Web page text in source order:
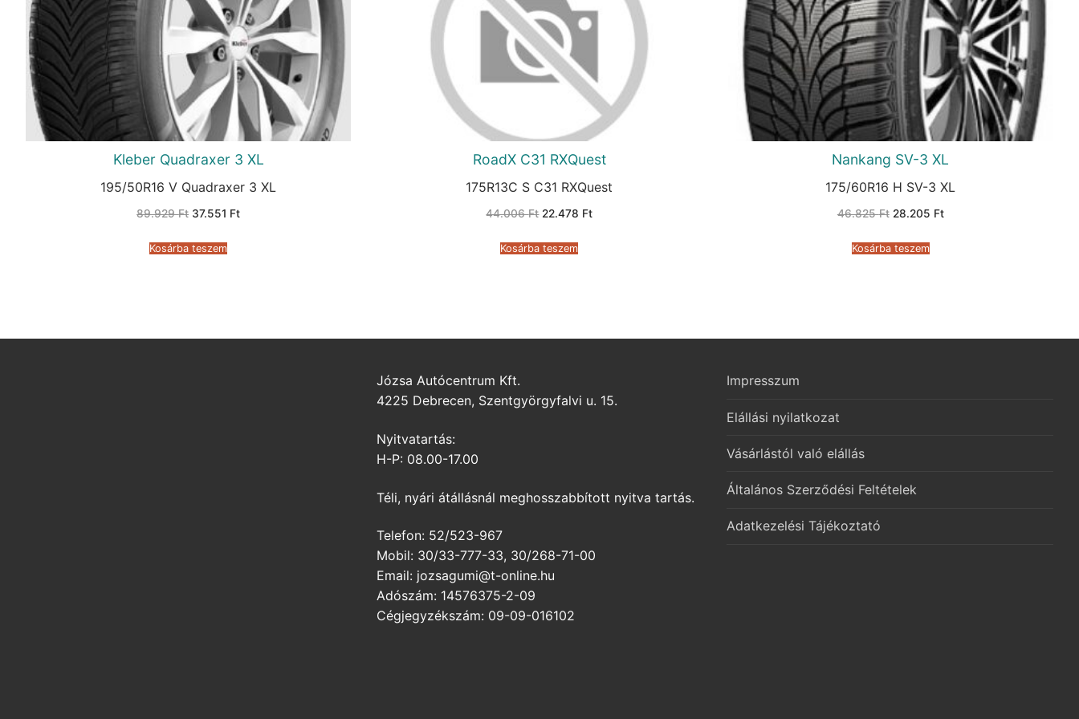
Kleber Quadraxer 3 XL
195/50R16 V Quadraxer 3 XL
89.929Ft Original
89.929 Ft.
37.551 FtCurrent
Kosárba teszem
RoadX C31 RXQuest
175R13C S C31 RXQuest
44.006Ft Original
44.006 Ft.
22.478 FtCurrent
Kosárba teszem
Nankang SV-3 XL
175/60R16 H SV-3 XL
46.825Ft Original
46.825 Ft.
28.205 FtCurrent
Kosárba teszem
Józsa Autócentrum Kft.
4225 Debrecen, Szentgyörgyfalvi u. 15.
Nyitvatartás:
H-P: 08.00-17.00
Téli, nyári átállásnál meghosszabbított nyitva tartás.
Telefon: 52/523-967
Mobil: 30/33-777-33, 30/268-71-00
Email: jozsagumi@t-online.hu
Adószám: 14576375-2-09
Cégjegyzékszám: 09-09-016102
Impresszum
Elállási nyilatkozat
Vásárlástól való elállás
Általános Szerződési Feltételek
Adatkezelési Tájékoztató